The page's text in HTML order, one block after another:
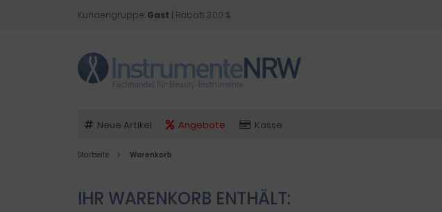
Kundengruppe: Gast | Rabatt 3.00 %
Neue Artikel Angebote Kasse
Startseite Warenkorb
IHR WARENKORB ENTHÄLT: